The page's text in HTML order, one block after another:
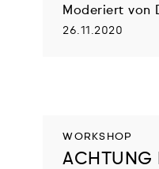
Moderiert von
26.11.2020
WORKSHOP
ACHTUNG